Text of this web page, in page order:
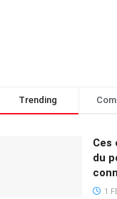
Trending
du
1